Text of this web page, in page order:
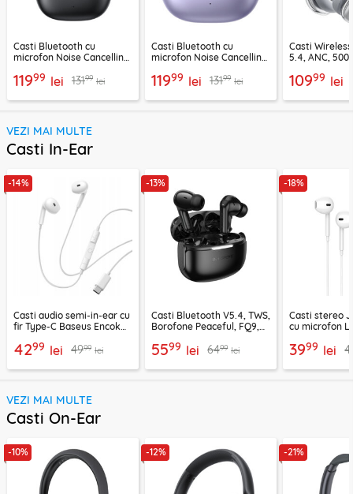
Casti Bluetooth cu
microfon Noise Cancelling
11999 lei 13199 lei
Casti Bluetooth cu
microfon Noise Cancelling
11999 lei 13199 lei
Casti
5.4, ANC,
10999 lei
VEZI MAI MULTE
Casti In-Ear
-14%
Casti audio semi-in-ear cu
fir Type-C Baseus Encok
4299 lei 4999 lei
-13%
Casti Bluetooth V5.4, TWS,
Borofone Peaceful, FQ9,
5599 lei 6499 lei
-18%
Casti stereo
cu microfon
3999 lei
VEZI MAI MULTE
Casti On-Ear
-10% -12% -21%